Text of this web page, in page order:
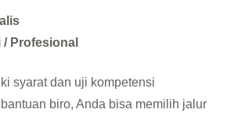
Profesional
syarat dan uji kompetensi
biro, Anda bisa memilih jalur